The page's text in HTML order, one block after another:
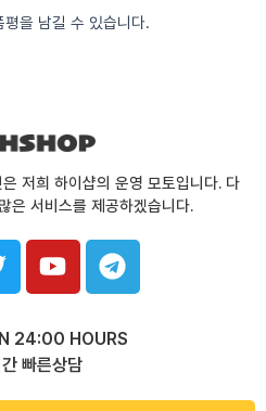
을 남길 수 있습니다.
저희 하이샵의 운영 모토입니다. 다
은 서비스를 제공하겠습니다.
Y
o
u
u
b
e
T
e
l
g
a
24:00 HOURS
빠른상담